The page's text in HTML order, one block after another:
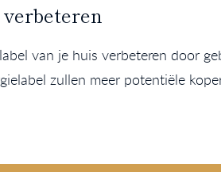
van je huis verbeteren door
zullen meer potentiële